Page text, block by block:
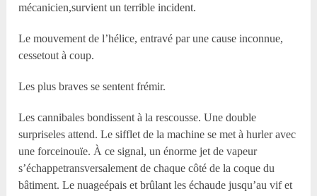
mécanicien,survient un terrible incident.
Le mouvement de l’hélice, entravé par une cause inconnue,
cessetout à coup.
Les plus braves se sentent frémir.
Les cannibales bondissent à la rescousse. Une double
surpriseles attend. Le sifflet de la machine se met à hurler avec
une forceinouïe. À ce signal, un énorme jet de vapeur
s’échappetransversalement de chaque côté de la coque du
bâtiment. Le nuageépais et brûlant les échaude jusqu’au vif et